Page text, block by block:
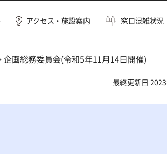
アクセス・施設案内 窓口混雑状況
企画総務委員会(令和5年11月14日開催)
最終更新日